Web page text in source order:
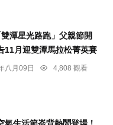
潭星光路跑」父親節開
11月迎雙潭馬拉松菁英賽
八月09日
4,808 觀看